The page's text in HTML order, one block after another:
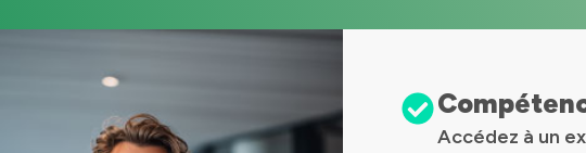
Accédez à un